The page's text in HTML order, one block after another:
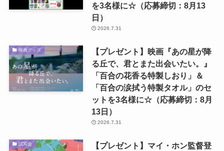
を3名様に☆（応募締切：8月13
日）
2026.7.31
映画グッズ
【プレゼント】映画『あの星が降
る丘で、君とまた出会いたい。』
「百合の花香る特製しおり」＆
「百合の涙拭う特製タオル」のセ
ットを3名様に☆（応募締切：8月
13日）
2026.7.31
試写会
【プレゼント】マイ・ホン監督登